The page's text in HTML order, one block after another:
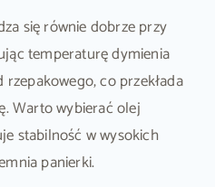
się równie dobrze przy
temperaturę dymienia
rzepakowego, co przekłada
Warto wybierać olej
stabilność w wysokich
panierki.